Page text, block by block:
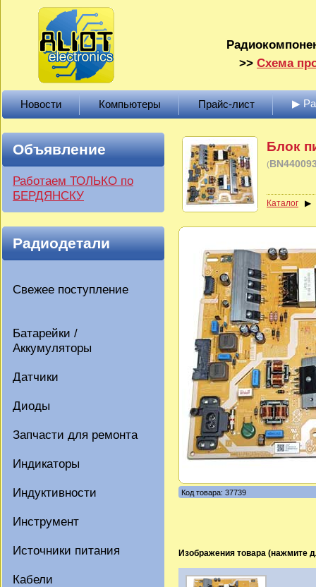
>> Схема
Новости Компьютеры Прайс-лист ▶
Объявление
Работаем ТОЛЬКО по
БЕРДЯНСКУ
Радиодетали
Свежее поступление
Батарейки /
Аккумуляторы
Датчики
Диоды
Запчасти для ремонта
Индикаторы
Индуктивности
Инструмент
Источники питания
Кабели
Блок
(
Каталог
Код товара: 37739
Изображения товара (нажмите